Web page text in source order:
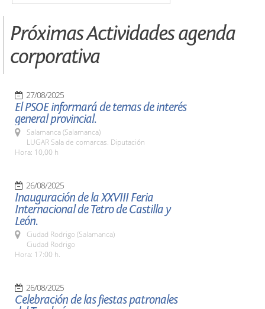
Próximas Actividades agenda
corporativa
27/08/2025
El PSOE informará de temas de interés
general provincial.
Salamanca (Salamanca)
LUGAR Sala de comarcas. Diputación
Hora: 10,00 h
26/08/2025
Inauguración de la XXVIII Feria
Internacional de Tetro de Castilla y
León.
Ciudad Rodrigo (Salamanca)
Ciudad Rodrigo
Hora: 17:00 h.
26/08/2025
Celebración de las fiestas patronales